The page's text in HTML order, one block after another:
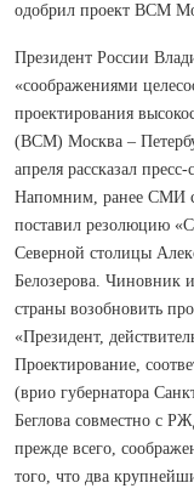
одобрил проект ВСМ
Президент России
«соображениями
проектирования
(ВСМ) Москва –
апреля рассказал
Напомним, ранее СМИ
поставил резолюцию
Северной столицы
Белозерова. Чиновник
страны возобновить
«Президент,
Проектирование,
(врио губернатора
Беглова совместно с
прежде всего,
того, что два